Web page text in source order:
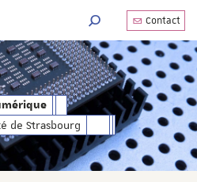
culture numérique
de Strasbourg
MOTEUR DE
Contact